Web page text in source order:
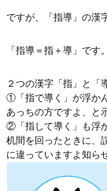
ですが、「指導」の漢
「指導＝指＋導」です。
２つの漢字「指」と「
①「指で導く」が浮か
あっちの方ですよ、と
②「指して導く」も浮
机間を回ったときに、
に違っていますよ知ら